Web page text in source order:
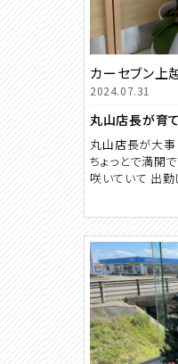
カーセブン上
2024.07.31
丸山店長が育て
丸山店長が大事
ちょっとで満開
咲いていて 出勤